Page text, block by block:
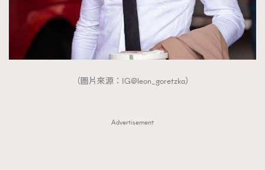
（圖片來源：IG@leon_goretzka）
Advertisement